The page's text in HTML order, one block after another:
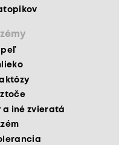
peľ
a iné zvieratá